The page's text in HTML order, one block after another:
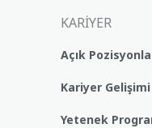
KARİYER
Açık
Kariyer Gelişimi
Yetenek